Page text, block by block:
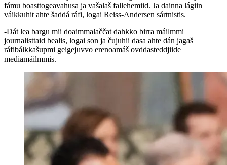
fámu boasttogeavahusa ja vašalaš fallehemiid. Ja dainna lágiin
váikkuhit ahte šaddá ráfi, logai Reiss-Andersen sártnistis.
-Dát lea bargu mii doaimmalaččat dahkko birra máilmmi
journalisttaid bealis, logai son ja čujuhii dasa ahte dán jagaš
ráfibálkkašupmi geigejuvvo erenoamáš ovddasteddjiide
mediamáilmmis.